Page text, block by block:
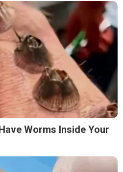
Worms Inside Your